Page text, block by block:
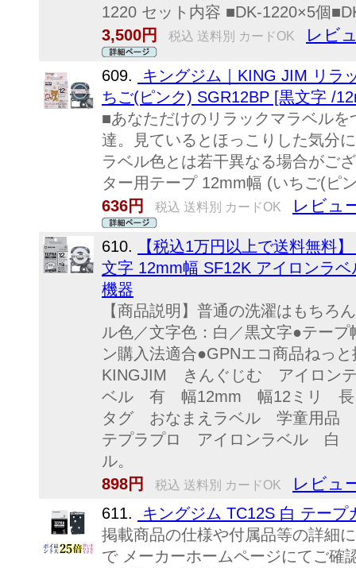
1220 セット内容 ■DK-1220×5個
3,500円
税込 送料別 カードOK レビ
609.
キングジム｜KING JIM リラ
ちご(ピンク) SGR12BP [黒文字 /
■あなただけのリラックマラベル
達。見ているとほっこりした気分
ラベル色とは若干異なる場合がご
ター用テープ 12mm幅 (いちご(ピ
636円
税込 送料別 カードOK レビュ
610.
【税込1万円以上で送料無料
文字 12mm幅 SF12K アイロンラ
機器
【商品説明】普通の洗濯はもちろ
ル色／文字色：白／黒文字●テー
ン購入法適合●GPNエコ商品ねっ
KINGJIM きんぐじむ アイロン
ベル 有 幅12mm 幅12ミリ 長
タグ おなまえラベル 学童用
テプラプロ アイロンラベル 白
ル。
898円
税込 送料別 カードOK レビュ
611.
キングジム TC12S 白 テー
掲載商品の仕様や付属品等の詳細
で メーカーホームページにてご確